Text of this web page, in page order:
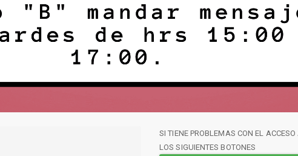
SI TIENE PROBLEMAS CON EL
LOS SIGUIENTES BOTONES